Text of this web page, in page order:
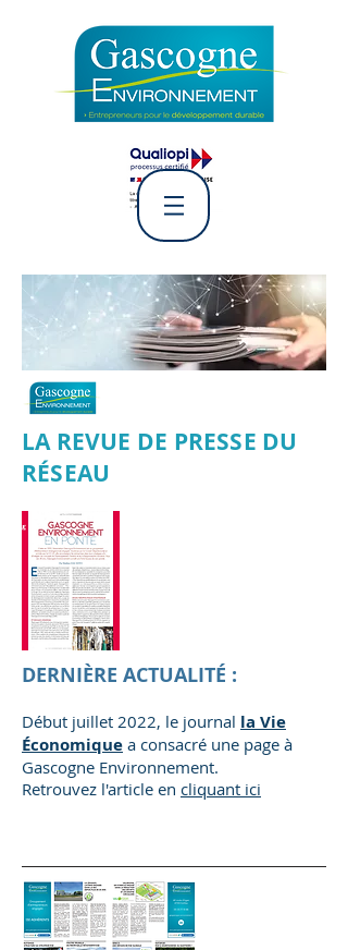
L' Association Gascogne
Environnement
LA REVUE DE PRESSE DU
RÉSEAU
DERNIÈRE ACTUALITÉ :
Début juillet 2022, le journal la Vie
Économique a consacré une page à
Gascogne Environnement.
Retrouvez l'article en cliquant ici